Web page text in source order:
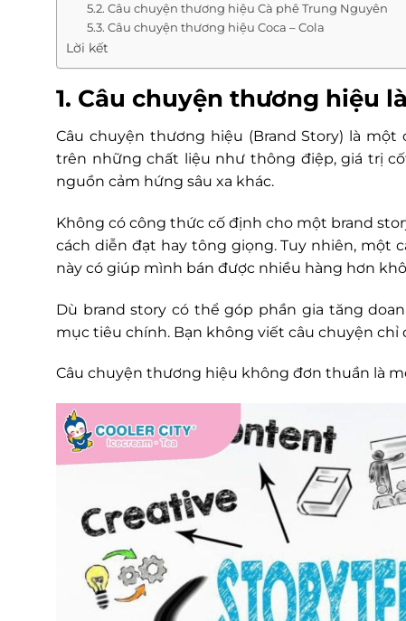
5.2. Câu chuyện thương hiệu Cà phê Trung Nguyên
5.3. Câu chuyện thương hiệu Coca – Cola
Lời kết
1. Câu chuyện thương hiệu
Câu chuyện thương hiệu (Brand Story) là
trên những chất liệu như thông điệp, giá trị
nguồn cảm hứng sâu xa khác.
Không có công thức cố định cho một brand
cách diễn đạt hay tông giọng. Tuy nhiên, một
này có giúp mình bán được nhiều hàng hơn
Dù brand story có thể góp phần gia tăng
mục tiêu chính. Bạn không viết câu chuyện chỉ
Câu chuyện thương hiệu không đơn thuần là